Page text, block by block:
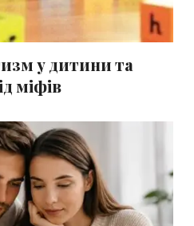
у дитини та
міфів